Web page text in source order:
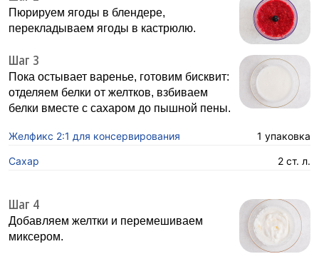
Пюрируем ягоды в блендере,
перекладываем ягоды в кастрюлю.
Шаг 3
Пока остывает варенье, готовим бисквит:
отделяем белки от желтков, взбиваем
белки вместе с сахаром до пышной пены.
Желфикс 2:1 для консервирования 1 упаковка
Сахар 2 ст. л.
Шаг 4
Добавляем желтки и перемешиваем
миксером.